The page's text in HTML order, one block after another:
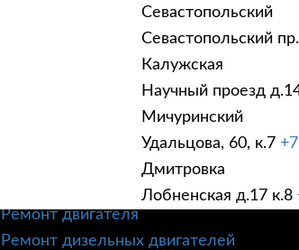
Севастопольский
Севастопольский
Калужская
Научный проезд
Мичуринский
Удальцова, 60, к.7
Дмитровка
Лобненская д.17 к.8
УСЛУГИ
Техническое обслуживание
Ремонт трансмиссии
Ремонт двигателя
Ремонт дизельных двигателей